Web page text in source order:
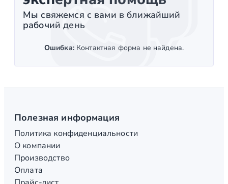
Мы свяжемся с вами в ближайший
рабочий день
Ошибка:Контактная форма не найдена.
Полезная информация
Политика конфиденциальности
О компании
Производство
Оплата